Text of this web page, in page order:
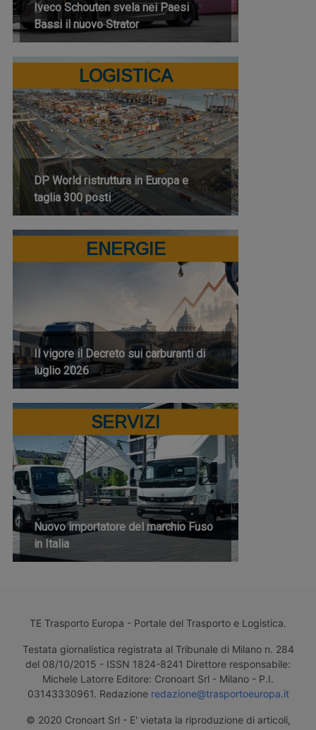
Iveco Schouten svela nei Paesi
Bassi il nuovo Strator
LOGISTICA
DP World ristruttura in Europa e
taglia 300 posti
ENERGIE
Il vigore il Decreto sui carburanti di
luglio 2026
SERVIZI
Nuovo importatore del marchio Fuso
in Italia
TE Trasporto Europa - Portale del Trasporto e Logistica.
Testata giornalistica registrata al Tribunale di Milano n. 284
del 08/10/2015 - ISSN 1824-8241 Direttore responsabile:
Michele Latorre Editore: Cronoart Srl - Milano - P.I.
03143330961. Redazione redazione@trasportoeuropa.it
© 2020 Cronoart Srl - E' vietata la riproduzione di articoli,